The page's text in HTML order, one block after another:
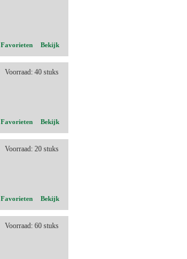
Favorieten Bekijk
Voorraad: 40 stuks
Favorieten Bekijk
Voorraad: 20 stuks
Favorieten Bekijk
Voorraad: 60 stuks